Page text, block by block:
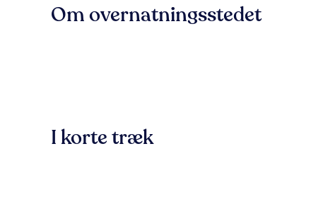
Om overnatningsstedet
I korte træk